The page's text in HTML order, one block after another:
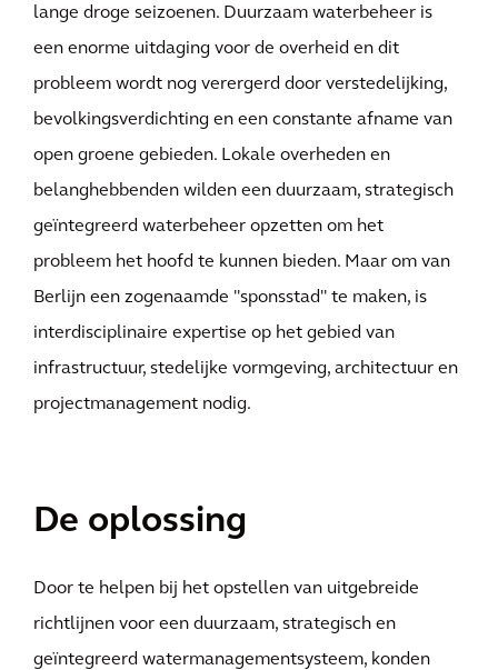
lange droge seizoenen. Duurzaam waterbeheer is
een enorme uitdaging voor de overheid en dit
probleem wordt nog verergerd door verstedelijking,
bevolkingsverdichting en een constante afname van
open groene gebieden. Lokale overheden en
belanghebbenden wilden een duurzaam, strategisch
geïntegreerd waterbeheer opzetten om het
probleem het hoofd te kunnen bieden. Maar om van
Berlijn een zogenaamde "sponsstad" te maken, is
interdisciplinaire expertise op het gebied van
infrastructuur, stedelijke vormgeving, architectuur en
projectmanagement nodig.
De oplossing
Door te helpen bij het opstellen van uitgebreide
richtlijnen voor een duurzaam, strategisch en
geïntegreerd watermanagementsysteem, konden